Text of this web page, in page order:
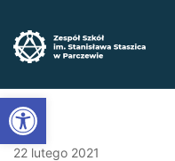
Open toolbar
do
treści
22 lutego 2021